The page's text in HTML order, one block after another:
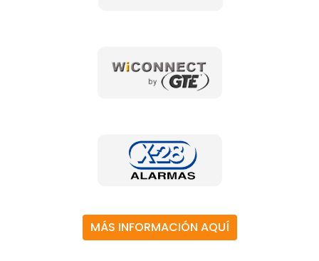
MÁS INFORMACIÓN AQUÍ